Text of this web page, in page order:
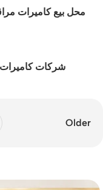
محل بيع كاميرات
شركات كاميرات
Older